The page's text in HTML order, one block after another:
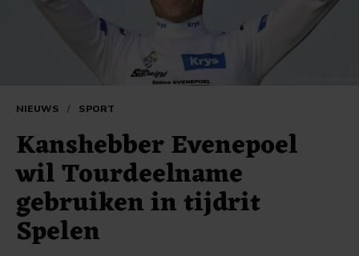
NIEUWS / SPORT
Kanshebber Evenepoel
wil Tourdeelname
gebruiken in tijdrit
Spelen